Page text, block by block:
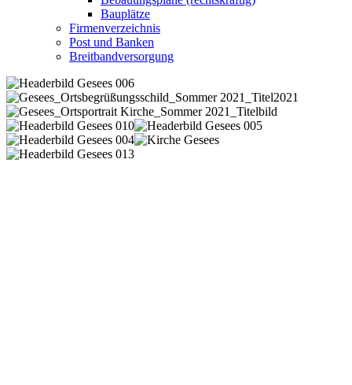
Bauplätze
Firmenverzeichnis
Post und Banken
Breitbandversorgung